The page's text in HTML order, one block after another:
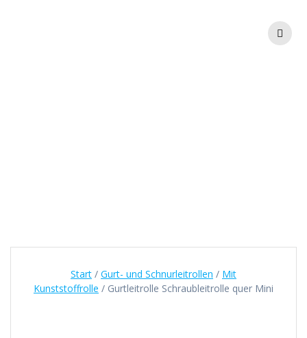
Start / Gurt- und Schnurleitrollen / Mit
Kunststoffrolle / Gurtleitrolle Schraubleitrolle quer Mini